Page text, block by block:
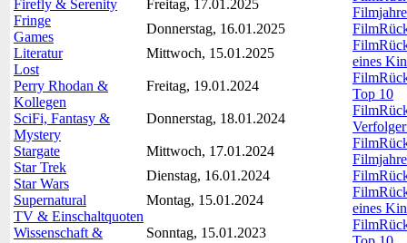
Firefly & Serenity
Fringe
Games
Literatur
Lost
Perry Rhodan &
Kollegen
SciFi, Fantasy &
Mystery
Stargate
Star Trek
Star Wars
Supernatural
TV & Einschaltquoten
Wissenschaft &
Freitag, 17.01.2025
Donnerstag, 16.01.2025
Mittwoch, 15.01.2025
eines
Freitag, 19.01.2024
Top 10
Donnerstag, 18.01.2024
Mittwoch, 17.01.2024
Dienstag, 16.01.2024
Montag, 15.01.2024
eines
Sonntag, 15.01.2023